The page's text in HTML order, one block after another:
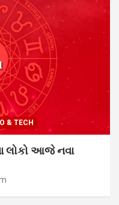
& TECH
લોકો આજે નવા